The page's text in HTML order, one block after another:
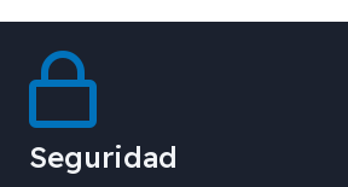
Seguridad